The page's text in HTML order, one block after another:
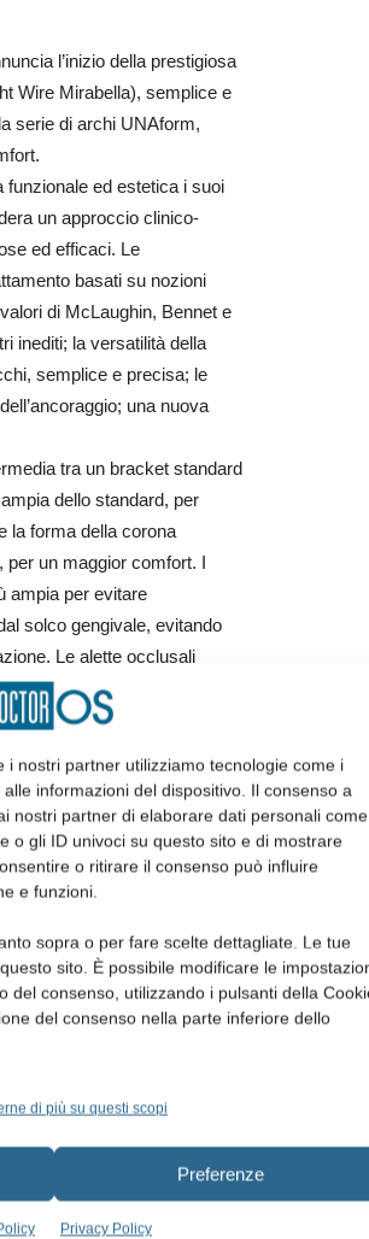
nostri partner utilizziamo tecnologie come i
informazioni del dispositivo. Il consenso a
nostri partner di elaborare dati personali
o gli ID univoci su questo sito e di mostrare
o ritirare il consenso può influire
e funzioni.
sopra o per fare scelte dettagliate. Le tue
sito. È possibile modificare le
del consenso, utilizzando i pulsanti della
del consenso nella parte inferiore dello
di più su questi scopi
Preferenze
Privacy Policy
l’inizio della prestigiosa
Wire Mirabella), semplice e
serie di archi UNAform,
funzionale ed estetica i suoi
un approccio clinico-
ed efficaci. Le
basati su nozioni
di McLaughin, Bennet e
inediti; la versatilità della
semplice e precisa; le
una nuova
tra un bracket standard
dello standard, per
la forma della corona
un maggior comfort. I
ampia per evitare
solco gengivale, evitando
Le alette occlusali
antagonista. I bracket
un’immediata
MIM (metal injection
dimensionale ineguagliabile
il quadrante, ma anche la
tipica delle nuove
prescrizione MBT
ed estremamente accurato,
che all’inferiore.
altamente performante,
nella maggior parte dei
forze più
impiego anche in casi
che conferisce all’arco
deformarsi in modo
versione “posted”. ●